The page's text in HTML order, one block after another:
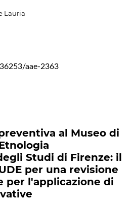
Lauria
aae-2363
al Museo di
Studi di Firenze: il
per una revisione
per l'applicazione di